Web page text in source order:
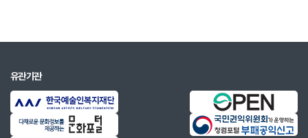
유관기관